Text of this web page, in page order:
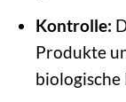
Kontrolle:
Produkte
biologische